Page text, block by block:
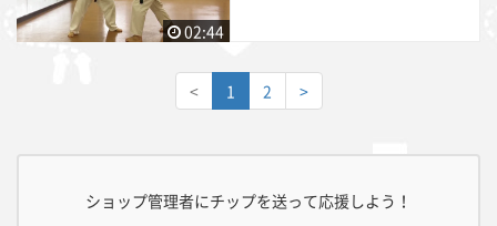
02:44
< 1 2 >
ショップ管理者にチップを送って応援しよう！